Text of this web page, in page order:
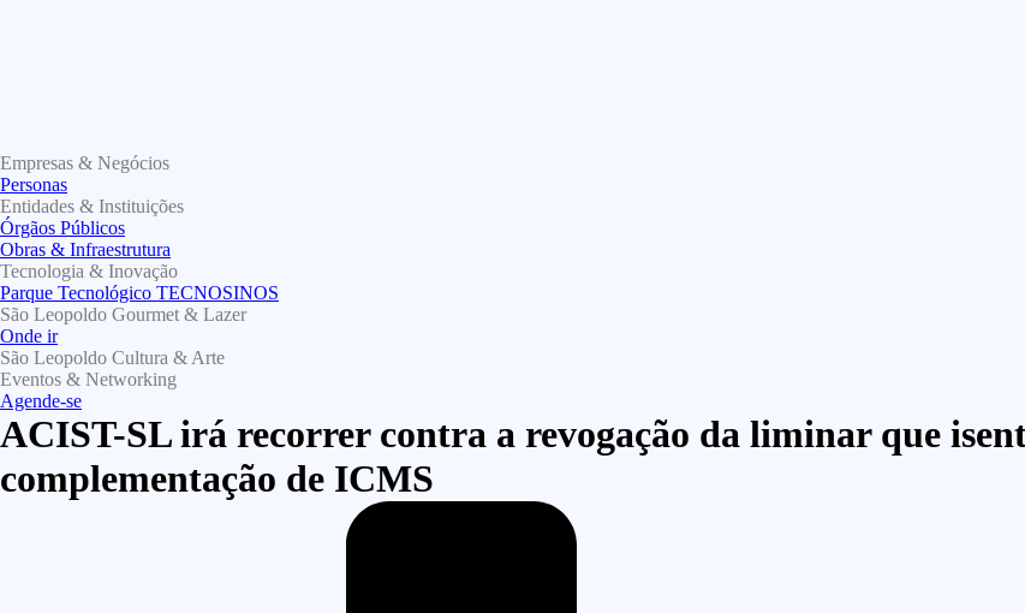
Empresas & Negócios
Personas
Entidades & Instituições
Órgãos Públicos
Obras & Infraestrutura
Tecnologia & Inovação
Parque Tecnológico TECNOSINOS
São Leopoldo Gourmet & Lazer
Onde ir
São Leopoldo Cultura & Arte
Eventos & Networking
Agende-se
ACIST-SL irá recorrer contra a revogação da liminar que
complementação de ICMS